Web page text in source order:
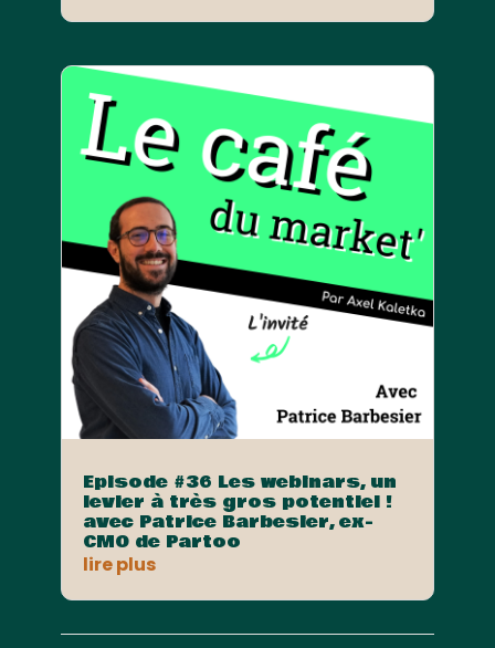
Episode #36 Les webinars, un
levier à très gros potentiel !
avec Patrice Barbesier, ex-
CMO de Partoo
lire plus